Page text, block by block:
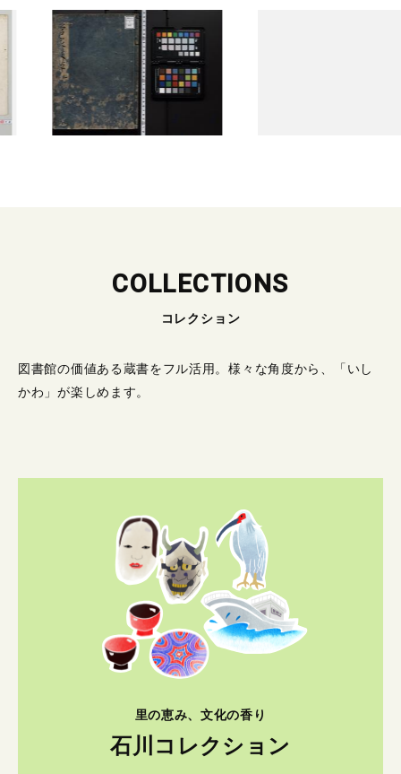
COLLECTIONS
コレクション
図書館の価値ある蔵書をフル活用。様々な角度から、「いし
かわ」が楽しめます。
里の恵み、文化の香り
石川コレクション